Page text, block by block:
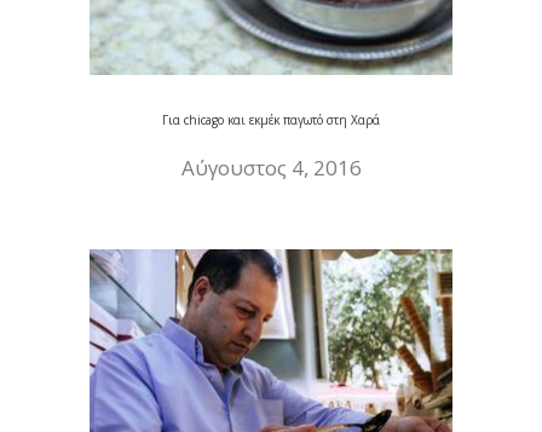
Για chicago και εκμέκ παγωτό στη Χαρά
Αύγουστος 4, 2016